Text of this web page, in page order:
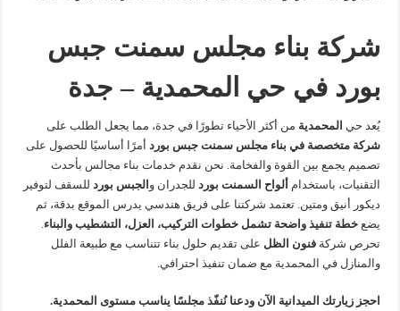
شركة بناء مجلس سمنت جبس
بورد في حي المحمدية – جدة
يُعد حي المحمدية من أكثر الأحياء تطورًا في جدة، مما يجعل الطلب على
شركة متخصصة في بناء مجلس سمنت جبس بورد أمرًا أساسيًا للحصول على
تصميم يجمع بين القوة والفخامة. نحن نقدم خدمات بناء مجالس بأحدث
التقنيات، باستخدام ألواح السمنت بورد للجدران و الجبس بورد للسقف لتوفير
ديكور أنيق ومتين. تعتمد شركتنا على فريق هندسي يدرس الموقع بدقة، ثم
يضعخطة تنفيذ واضحة تشمل خطوات التركيب، العزل، التشطيب والبناء.
تحرص شركةفنون الظل على تقديم حلول بناء تتناسب مع طبيعة الفلل
والمنازل في المحمدية مع ضمان تنفيذ احترافي.
احجز زيارتك الميدانية الآن ودعنا نُنفّذ مجلسًا يناسب مستوى المحمدية.